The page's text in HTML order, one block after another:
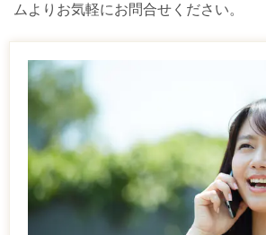
ムよりお気軽にお問合せください。